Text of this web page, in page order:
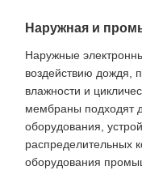
Наружная и
Наружные
воздействию дождя,
влажности и
мембраны подходят
оборудования,
распределительных
оборудования